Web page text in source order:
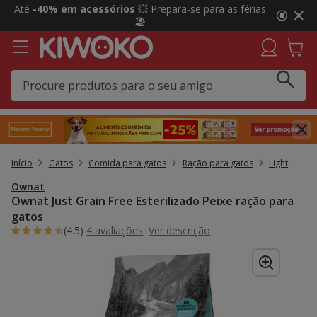
2
3,
mensagem,
Até -40% em acessórios 💥 Prepara-se para as férias
🏖️
Início Gatos Comida para gatos Ração para gatos Light
Ownat
Ownat Just Grain Free Esterilizado Peixe ração para
gatos
(4.5) 4 avaliações |Ver descrição